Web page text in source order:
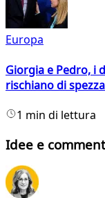
Europa
Giorgia e Pedro, i
rischiano di
1 min di lettura
Idee e